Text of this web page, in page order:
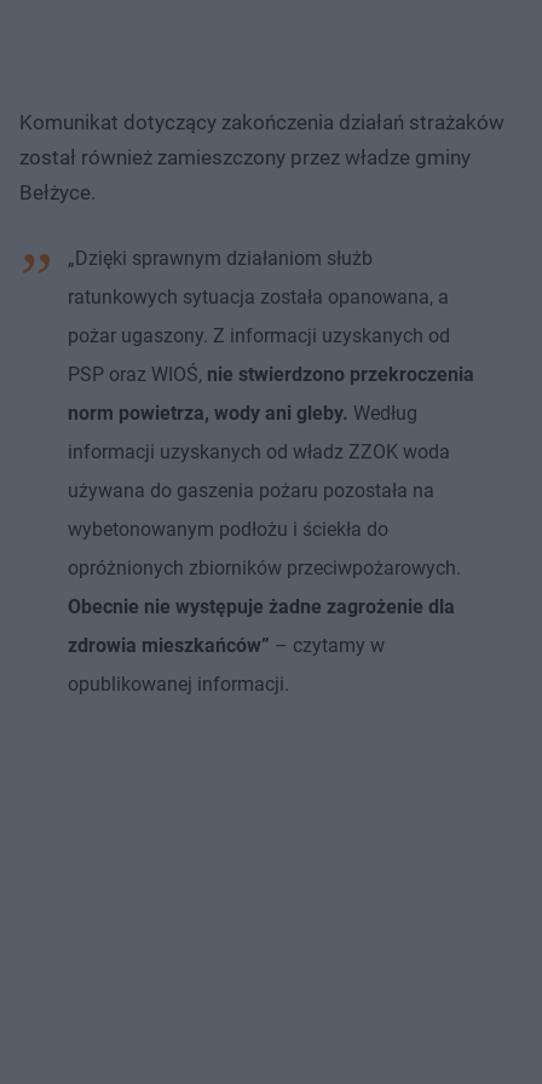
Komunikat dotyczący zakończenia działań strażaków
został również zamieszczony przez władze gminy
Bełżyce.
„Dzięki sprawnym działaniom służb
ratunkowych sytuacja została opanowana, a
pożar ugaszony. Z informacji uzyskanych od
PSP oraz WIOŚ, nie stwierdzono przekroczenia
norm powietrza, wody ani gleby. Według
informacji uzyskanych od władz ZZOK woda
używana do gaszenia pożaru pozostała na
wybetonowanym podłożu i ściekła do
opróżnionych zbiorników przeciwpożarowych.
Obecnie nie występuje żadne zagrożenie dla
zdrowia mieszkańców” – czytamy w
opublikowanej informacji.